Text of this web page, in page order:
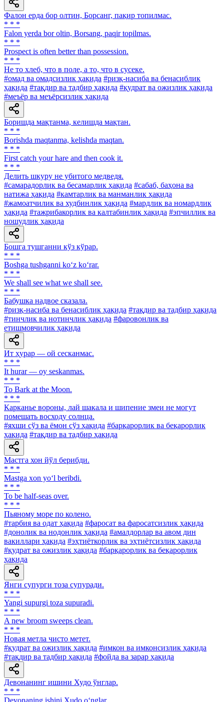
Фалон ерда бор олтин, Борсанг, пақир топилмас.
* * *
Falon yerda bor oltin, Borsang, paqir topilmas.
* * *
Prospect is often better than possession.
* * *
He то хлеб, что в поле, а то, что в сусеке.
#омад ва омадсизлик ҳақида #ризқ-насиба ва бенасиблик
ҳақида #тақдир ва тадбир ҳақида #қудрат ва ожизлик ҳақида
#меъёр ва меъёрсизлик ҳақида
Боришда мақтанма, келишда мақтан.
* * *
Borishda maqtanma, kelishda maqtan.
* * *
First catch your hare and then cook it.
* * *
Делить шкуру не убитого медведя.
#самарадорлик ва бесамарлик ҳақида #сабаб, баҳона ва
натижа ҳақида #камтарлик ва манманлик ҳақида
#жамоатчилик ва худбинлик ҳақида #мардлик ва номардлик
ҳақида #тажрибакорлик ва калтабинлик ҳақида #эпчиллик ва
ношудлик ҳақида
Бошга тушганни кўз кўрар.
* * *
Boshga tushganni ko‘z ko‘rar.
* * *
We shall see what we shall see.
* * *
Бабушка надвое сказала.
#ризқ-насиба ва бенасиблик ҳақида #тақдир ва тадбир ҳақида
#тинчлик ва нотинчлик ҳақида #фаровонлик ва
етишмовчилик ҳақида
Ит ҳурар — ой сесканмас.
* * *
It hurar — oy seskanmas.
* * *
To Bark at the Moon.
* * *
Карканье вороны, лай шакала и шипение змеи не могут
помешать восходу солнца.
#яхши сўз ва ёмон сўз ҳақида #барқарорлик ва беқарорлик
ҳақида #тақдир ва тадбир ҳақида
Мастга хон йўл берибди.
* * *
Mastga xon yo‘l beribdi.
* * *
To be half-seas over.
* * *
Пьяному море по колено.
#тарбия ва одат ҳақида #фаросат ва фаросатсизлик ҳақида
#донолик ва нодонлик ҳақида #амалдорлар ва авом дин
вакиллари ҳақида #эҳтиёткорлик ва эҳтиётсизлик ҳақида
#қудрат ва ожизлик ҳақида #барқарорлик ва беқарорлик
ҳақида
Янги супурги тоза супуради.
* * *
Yangi supurgi toza supuradi.
* * *
A new broom sweeps clean.
* * *
Новая метла чисто метет.
#қудрат ва ожизлик ҳақида #имкон ва имконсизлик ҳақида
#тақдир ва тадбир ҳақида #фойда ва зарар ҳақида
Девонанинг ишини Худо ўнглар.
* * *